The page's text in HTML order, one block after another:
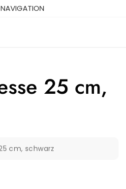
NAVIGATION
25 cm,
cm, schwarz